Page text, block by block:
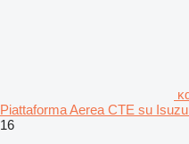
Piattaforma Aerea CTE su
16